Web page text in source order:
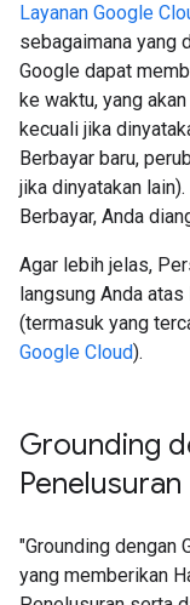
Layanan Google
sebagaimana yang
Google dapat
ke waktu, yang
kecuali jika
Berbayar baru,
jika dinyatakan
Berbayar, Anda
Agar lebih jelas,
langsung Anda
(termasuk yang
Google Cloud).
Grounding
Penelusuran​​
"Grounding dengan
yang memberikan